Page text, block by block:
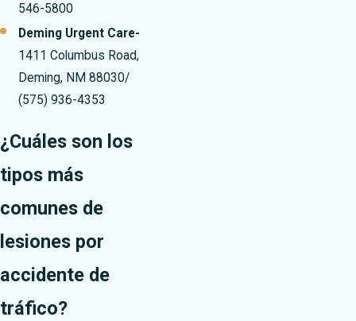
546-5800
Deming Urgent Care-
1411 Columbus Road,
Deming, NM 88030/
(575) 936-4353
¿Cuáles son los
tipos más
comunes de
lesiones por
accidente de
tráfico?